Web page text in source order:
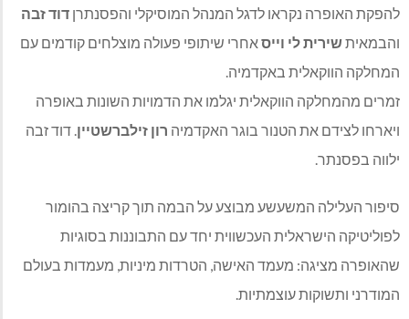
להפקת האופרה נקראו לדגל המנהל המוסיקלי והפסנתרן דוד זבה
והבמאיתשירית לי וייסאחרי שיתופי פעולה מוצלחים קודמים עם
המחלקה הווקאלית באקדמיה.
זמרים מהמחלקה הווקאלית יגלמו את הדמויות השונות באופרה
ויארחו לצידם את הטנור בוגר האקדמיה רון זילברשטיין. דוד זבה
ילווה בפסנתר.
סיפור העלילה המשעשע מבוצע על הבמה תוך קריצה בהומור
לפוליטיקה הישראלית העכשווית יחד עם התבוננות בסוגיות
שהאופרה מציגה: מעמד האישה, הטרדות מיניות, מעמדות בעולם
המודרני ותשוקות עוצמתיות.